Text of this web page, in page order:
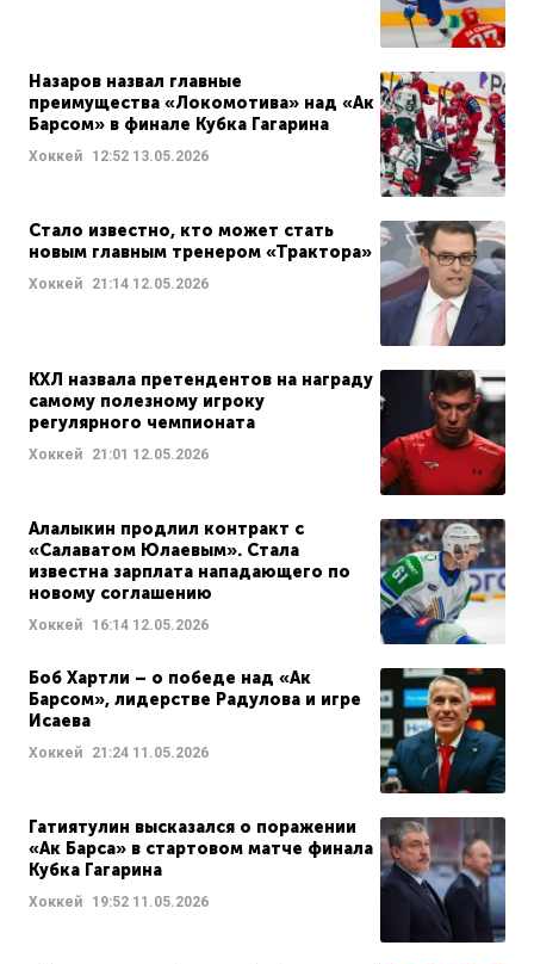
Назаров назвал главные
преимущества «Локомотива» над «Ак
Барсом» в финале Кубка Гагарина
Хоккей 12:52 13.05.2026
Стало известно, кто может стать
новым главным тренером «Трактора»
Хоккей 21:14 12.05.2026
КХЛ назвала претендентов на награду
самому полезному игроку
регулярного чемпионата
Хоккей 21:01 12.05.2026
Алалыкин продлил контракт с
«Салаватом Юлаевым». Стала
известна зарплата нападающего по
новому соглашению
Хоккей 16:14 12.05.2026
Боб Хартли – о победе над «Ак
Барсом», лидерстве Радулова и игре
Исаева
Хоккей 21:24 11.05.2026
Гатиятулин высказался о поражении
«Ак Барса» в стартовом матче финала
Кубка Гагарина
Хоккей 19:52 11.05.2026